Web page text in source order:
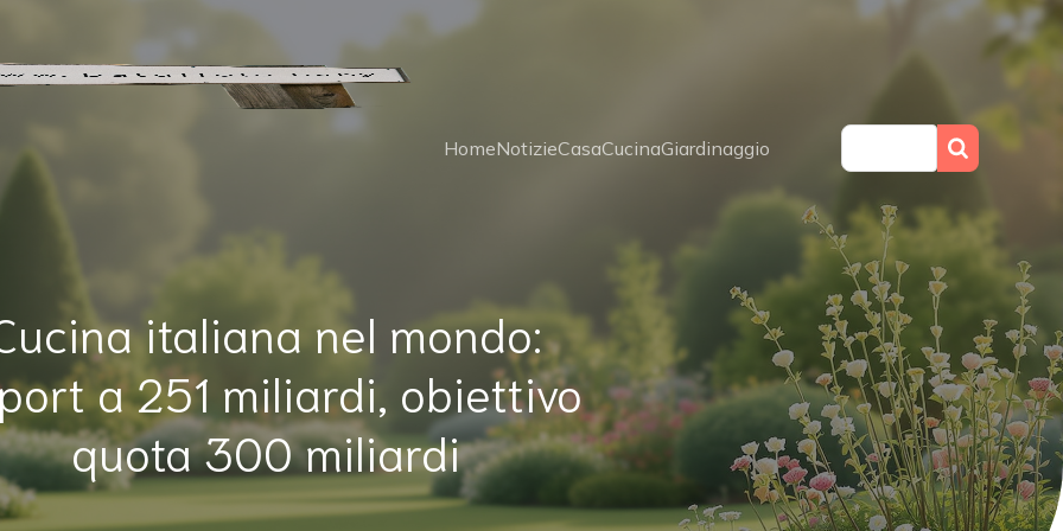
HomeNotizieCasaCucinaGiardinaggio
italiana nel mondo:
a 251 miliardi, obiettivo
quota 300 miliardi